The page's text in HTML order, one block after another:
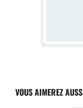
VOUS AIMEREZ